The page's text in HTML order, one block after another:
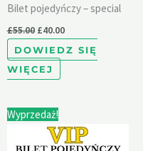
Bilet pojedyńczy – special
£55.00 £40.00
DOWIEDZ SIĘ
WIĘCEJ
Wyprzedaż!Pierwotna
cena
wynosiła:
£300.00.
wynosi:
£260.00.